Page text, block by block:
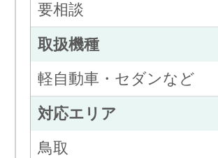
要相談
取扱機種
軽自動車・セダンなど
対応エリア
鳥取